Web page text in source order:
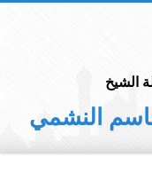
الشيخ
النشمي